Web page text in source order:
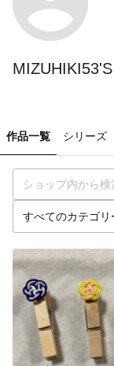
作品一覧 シリーズ